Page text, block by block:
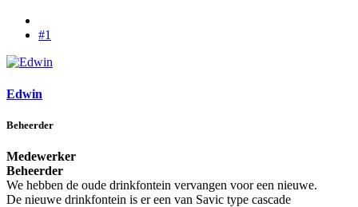
#1
Edwin
Beheerder
Medewerker
Beheerder
We hebben de oude drinkfontein vervangen voor een nieuwe.
De nieuwe drinkfontein is er een van Savic type cascade